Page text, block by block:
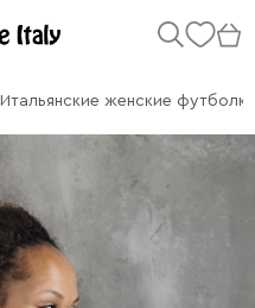
Итальянские женские футболки